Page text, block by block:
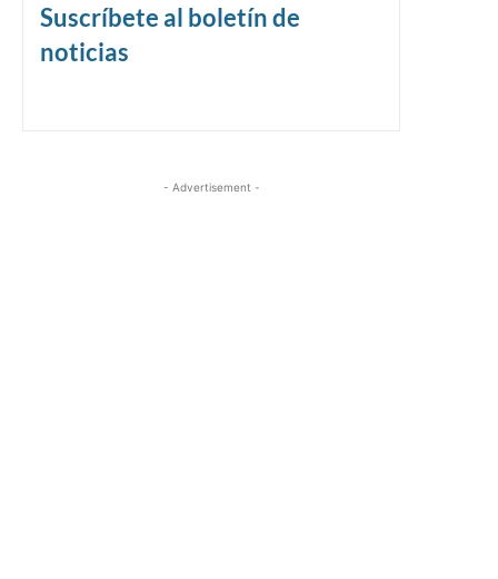
Suscríbete al boletín de
noticias
- Advertisement -